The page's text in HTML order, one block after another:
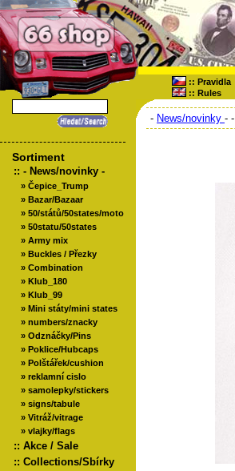
:: Pravidla
:: Rules
Sortiment
:: - News/novinky -
» Čepice_Trump
» Bazar/Bazaar
» 50/států/50states/moto
» 50statu/50states
» Army mix
» Buckles / Přezky
» Combination
» Klub_180
» Klub_99
» Mini státy/mini states
» numbers/znacky
» Odznáčky/Pins
» Poklice/Hubcaps
» Polštářek/cushion
» reklamní cislo
» samolepky/stickers
» signs/tabule
» Vitráž/vitrage
» vlajky/flags
:: Akce / Sale
:: Collections/Sbírky
- News/novinky - -